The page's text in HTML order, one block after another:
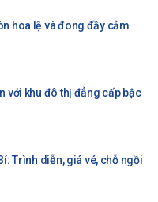
hoa lệ và đong đầy cảm
với khu đô thị đẳng cấp bậc
Trình diễn, giá vé, chỗ ngồi